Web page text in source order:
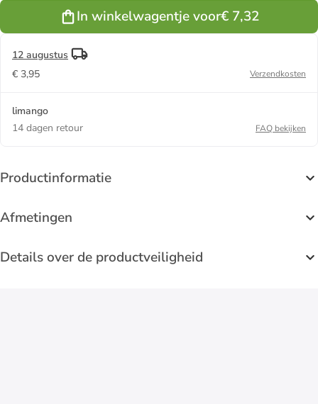
In winkelwagentje voor€ 7,32
12 augustus
€ 3,95
Verzendkosten
limango
14 dagen retour
FAQ bekijken
Productinformatie
Afmetingen
Details over de productveiligheid